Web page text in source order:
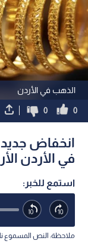
الذهب في الأردن
0
0
انخفاض
في الأردن
استمع للخبر:
ملاحظة: النص المسموع